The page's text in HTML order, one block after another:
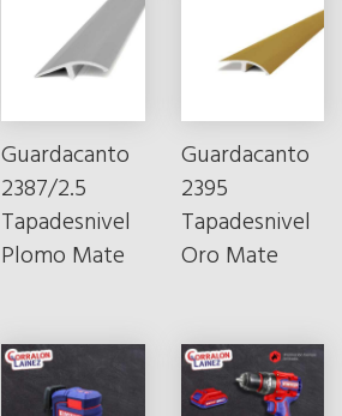
Guardacanto
2387/2.5
Tapadesnivel
Plomo Mate
Guardacanto
2395
Tapadesnivel
Oro Mate